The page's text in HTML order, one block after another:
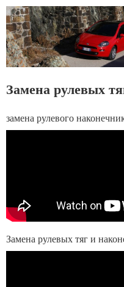
Замена рулевых
замена рулевого
Замена рулевых тяг и